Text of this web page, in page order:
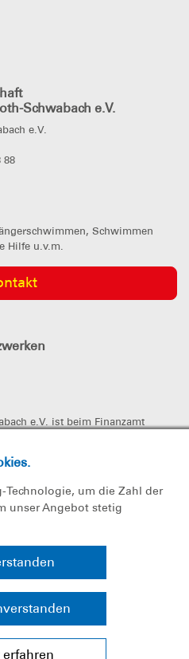
Technologie, um die Zahl der
unser Angebot stetig
erfahren
Schwabach e.V.
e.V.
88
Schwimmen
Hilfe u.v.m.
e.V. ist beim Finanzamt